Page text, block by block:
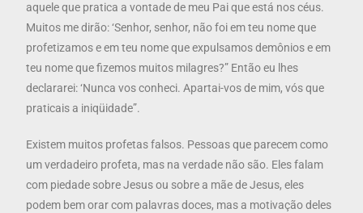
aquele que pratica a vontade de meu Pai que está nos céus.
Muitos me dirão: ‘Senhor, senhor, não foi em teu nome que
profetizamos e em teu nome que expulsamos demônios e em
teu nome que fizemos muitos milagres?” Então eu lhes
declararei: ‘Nunca vos conheci. Apartai-vos de mim, vós que
praticais a iniqüidade”.
Existem muitos profetas falsos. Pessoas que parecem como
um verdadeiro profeta, mas na verdade não são. Eles falam
com piedade sobre Jesus ou sobre a mãe de Jesus, eles
podem bem orar com palavras doces, mas a motivação deles